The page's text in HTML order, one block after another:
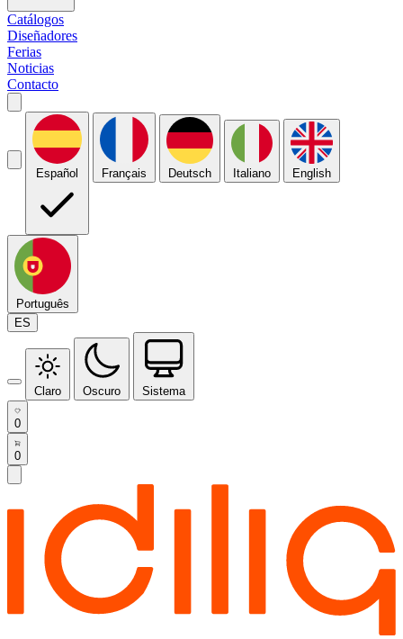
Catálogos
Diseñadores
Ferias
Noticias
Contacto
Español Français Deutsch Italiano English
Português
ES
Claro Oscuro Sistema
0
0